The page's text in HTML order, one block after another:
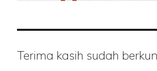
Terima kasih sudah